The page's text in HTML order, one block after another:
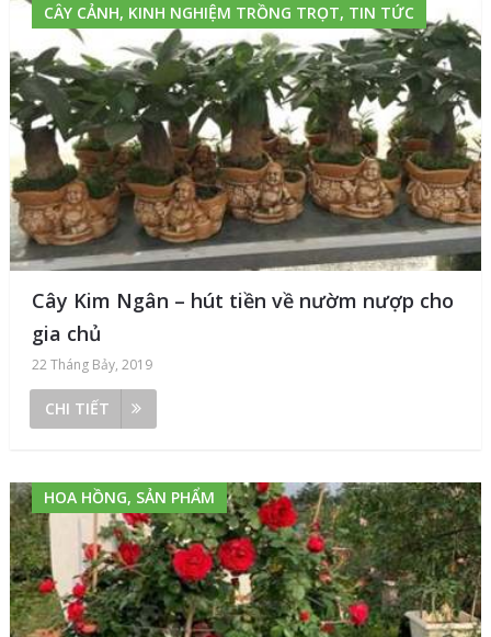
CÂY CẢNH, KINH NGHIỆM TRỒNG TRỌT, TIN TỨC
Cây Kim Ngân – hút tiền về nườm nượp cho
gia chủ
22 Tháng Bảy, 2019
CHI TIẾT
HOA HỒNG, SẢN PHẨM